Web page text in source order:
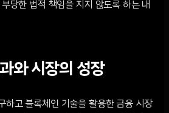
당한 법적 책임을 지지 않도록 하는 내
와 시장의 성장
하고 블록체인 기술을 활용한 금융 시장